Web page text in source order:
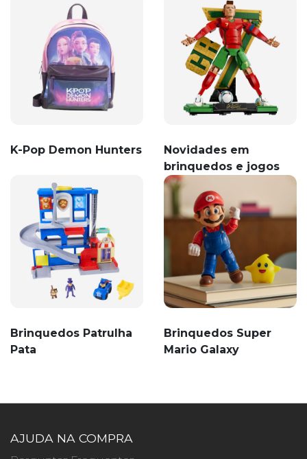
K-Pop Demon Hunters
Novidades em
brinquedos e jogos
Brinquedos Patrulha
Pata
Brinquedos Super
Mario Galaxy
AJUDA NA COMPRA